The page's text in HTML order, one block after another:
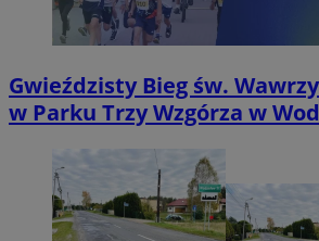
Gwieździsty Bieg św.
w Parku Trzy Wzgórza w